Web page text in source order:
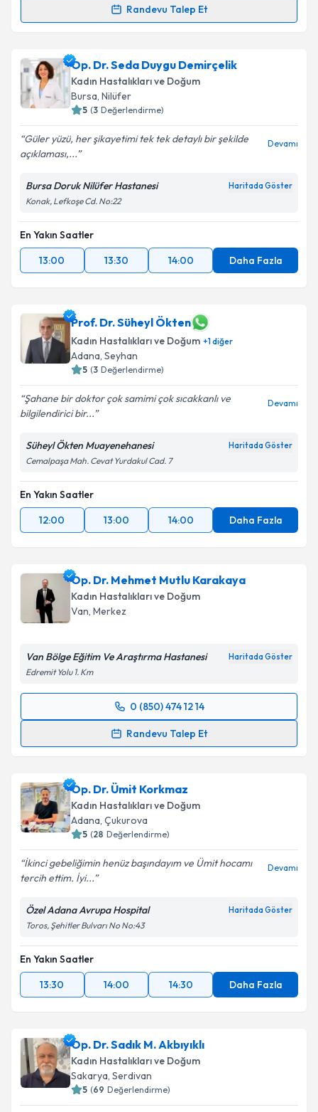
Randevu Talep Et
için bir takvim hazırlandığında e-posta ile
bilgilendireceğiz.
E-posta Adresiniz
Metni'ni okudum ve kişisel verilerimin belirtilen
kapsamda işlenmesini kabul ediyorum.
Takvim Talebini Gönder
Op. Dr. Seda Duygu Demirçelik
Kadın Hastalıkları ve Doğum
Bursa, Nilüfer
5 (3 Değerlendirme)
Güler yüzü, her şikayetimi tek tek detaylı bir şekilde
açıklaması,...
Devamı
Bursa Doruk Nilüfer Hastanesi Haritada Göster
Konak, Lefkoşe Cd. No:22
En Yakın Saatler
13:00
13:30 14:00 Daha Fazla
Prof. Dr. Süheyl Ökten
Kadın Hastalıkları ve Doğum +1diğer
Adana, Seyhan
5 (3 Değerlendirme)
Şahane bir doktor çok samimi çok sıcakkanlı ve
bilgilendirici bir...
Devamı
Süheyl Ökten Muayenehanesi Haritada Göster
Cemalpaşa Mah. Cevat Yurdakul Cad. 7
En Yakın Saatler
12:00
13:00 14:00 Daha Fazla
Op. Dr. Mehmet Mutlu Karakaya
Kadın Hastalıkları ve Doğum
Van, Merkez
Van Bölge Eğitim Ve Araştırma Hastanesi Haritada Göster
Edremit Yolu 1. Km
0 (850) 474 12 14
Randevu Talep Et
Randevu Takvimi Talebi
almanız için bir takvim hazırlandığında e-posta ile
bilgilendireceğiz.
E-posta Adresiniz
Metni 'ni okudum ve kişisel verilerimin belirtilen
kapsamda işlenmesini kabul ediyorum.
Takvim Talebini Gönder
Op. Dr. Ümit Korkmaz
Kadın Hastalıkları ve Doğum
Adana, Çukurova
5 (28 Değerlendirme)
İkinci gebeliğimin henüz başındayım ve Ümit hocamı
tercih ettim. İyi...
Devamı
Özel Adana Avrupa Hospital Haritada Göster
Toros, Şehitler Bulvarı No No:43
En Yakın Saatler
13:30
14:00 14:30 Daha Fazla
Op. Dr. Sadık M. Akbıyıklı
Kadın Hastalıkları ve Doğum
Sakarya, Serdivan
5 (69 Değerlendirme)